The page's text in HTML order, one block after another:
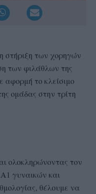
στήριξη των χορηγών
των φιλάθλων της
το κλείσιμο
ομάδας στην τρίτη
ολοκληρώνοντας τον
γυναικών και
θέλουμε να